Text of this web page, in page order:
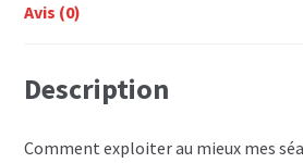
Avis (0)
Description
Comment exploiter au mieux mes